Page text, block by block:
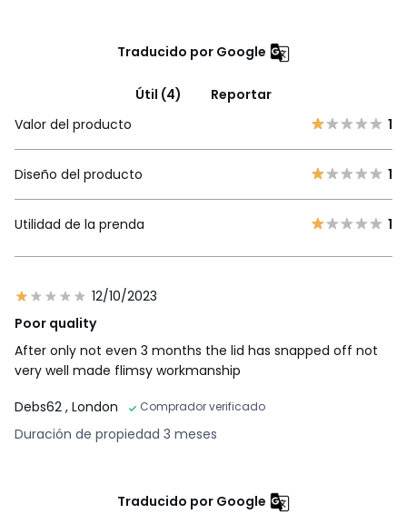
Traducido por Google
Útil (4)
Reportar
Valor del producto
1
Diseño del producto 1
Utilidad de la prenda 1
12/10/2023
Poor quality
After only not even 3 months the lid has snapped off not
very well made flimsy workmanship
Debs62 , London Comprador verificado
Duración de propiedad 3 meses
Traducido por Google